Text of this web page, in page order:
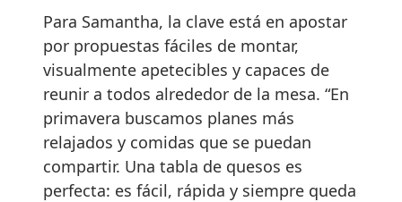
Para Samantha, la clave está en apostar
por propuestas fáciles de montar,
visualmente apetecibles y capaces de
reunir a todos alrededor de la mesa. “En
primavera buscamos planes más
relajados y comidas que se puedan
compartir. Una tabla de quesos es
perfecta: es fácil, rápida y siempre queda